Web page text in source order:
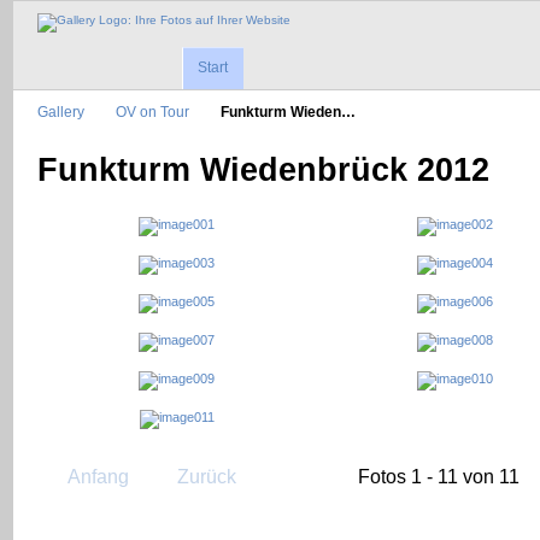
Start
Gallery OV on Tour Funkturm Wieden…
Funkturm Wiedenbrück 2012
Anfang Zurück Fotos 1 - 11 von 11